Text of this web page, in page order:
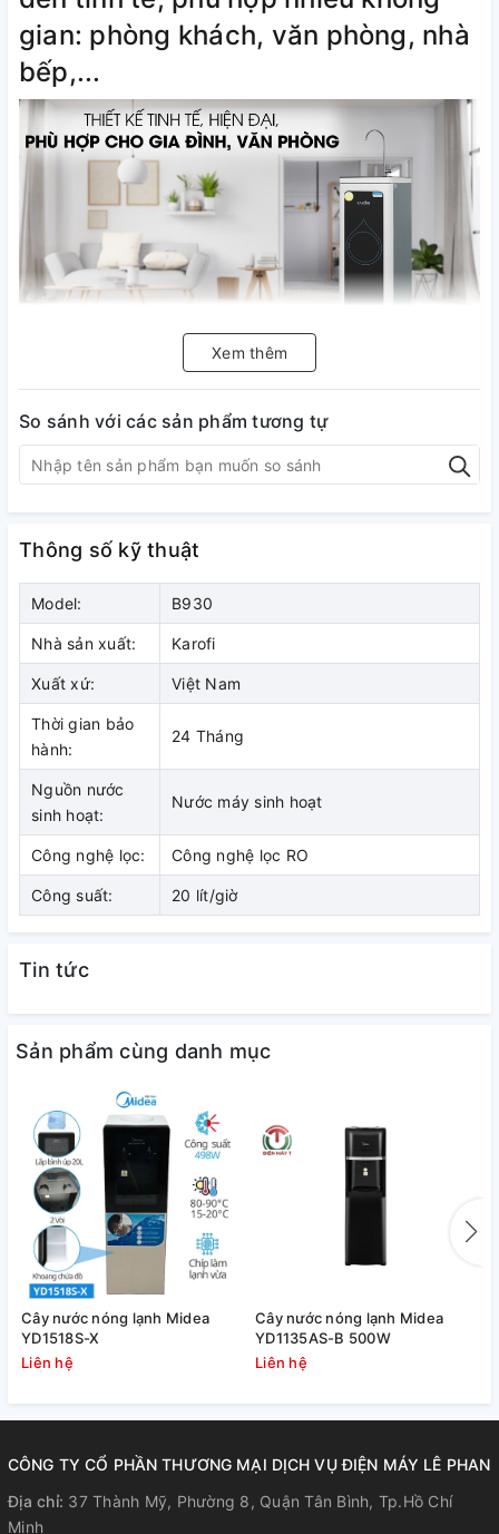
gian: phòng khách, văn phòng, nhà
bếp,...
Công suất lọc 20 lít/giờ, dung tích
lít dùng thoải mái, đáp ứng tốt nhu
cầu gia đình
Máy có tỷ lệ lọc - thải là 50/50 thu
hồi 50% nước tinh khiết
Trong điều kiện tiêu chuẩn, với 10 lít nước đưa vào máy sẽ
lọc được 5 lít nước tinh khiết để uống và 5 lít được thải ra
ngoài.
sinh hoạt, vệ sinh khác của gia đình như giặt đồ, lau dọn nhà
Máy lọc nước hệ thống 9 lõi, bổ
sung khoáng chất, cân bằng pH và
vị ngọt cho nước, lọc nước tại vòi
khỏe người sử dụng
Xem thêm
So sánh với các sản phẩm tương tự
Thông số kỹ thuật
Model: B930
Nhà sản xuất: Karofi
Xuất xứ: Việt Nam
Thời gian bảo
hành:
24 Tháng
Nguồn nước
sinh hoạt:
Nước máy sinh hoạt
Công nghệ lọc: Công nghệ lọc RO
Công suất: 20 lít/giờ
Tin tức
Sản phẩm cùng danh mục
Cây nước nóng lạnh Midea
YD1518S-X
Liên hệ
Cây nước nóng lạnh Midea
YD1135AS-B 500W
Liên hệ
CÔNG TY CỔ PHẦN THƯƠNG MẠI DỊCH VỤ ĐIỆN MÁY LÊ PHAN
Địa chỉ: 37 Thành Mỹ, Phường 8, Quận Tân Bình, Tp.Hồ Chí
Minh